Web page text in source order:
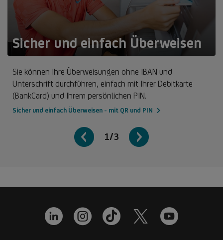
Sicher und einfach Überweisen
Sie können Ihre Überweisungen ohne IBAN und
Unterschrift durchführen, einfach mit Ihrer Debitkarte
(BankCard) und Ihrem persönlichen PIN.
Sicher und einfach Überweisen - mit QR und PIN
1/3